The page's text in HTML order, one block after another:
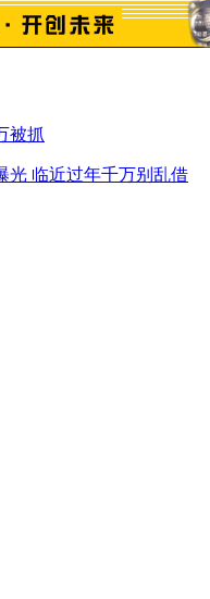
被抓
光 临近过年千万别乱借